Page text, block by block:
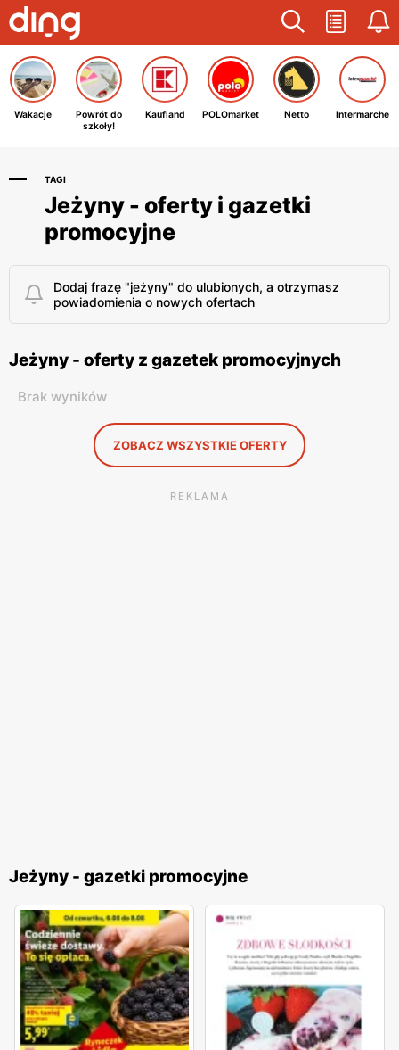
Wakacje
Powrót do
szkoły!
Kaufland POLOmarket Netto Intermarche
TAGI
Jeżyny - oferty i gazetki
promocyjne
Dodaj frazę "jeżyny" do ulubionych, a otrzymasz
powiadomienia o nowych ofertach
Jeżyny - oferty z gazetek promocyjnych
Brak wyników
ZOBACZ WSZYSTKIE OFERTY
REKLAMA
Jeżyny - gazetki promocyjne